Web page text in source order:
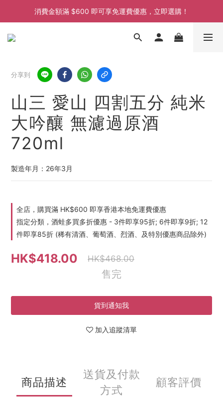
消費金額滿 $600 即可享免運費優惠，立即選購！
消費金額滿 $600 即可享免運費優惠，立即選購！
消費金額滿 $600 即可享免運費優惠，立即選購！
分享到
山三 愛山 四割五分 純米
大吟釀 無濾過原酒
720ml
製造年月：26年3月
全店，購買滿 HK$600 即享香港本地免運費優惠
指定分類，酒蛙多買多折優惠 - 3件即享95折; 6件即享9折; 12
件即享85折 (稀有清酒、葡萄酒、烈酒、及特別優惠商品除外)
HK$418.00 HK$468.00
售完
貨到通知我
加入追蹤清單
商品描述
送貨及付款
方式
顧客評價